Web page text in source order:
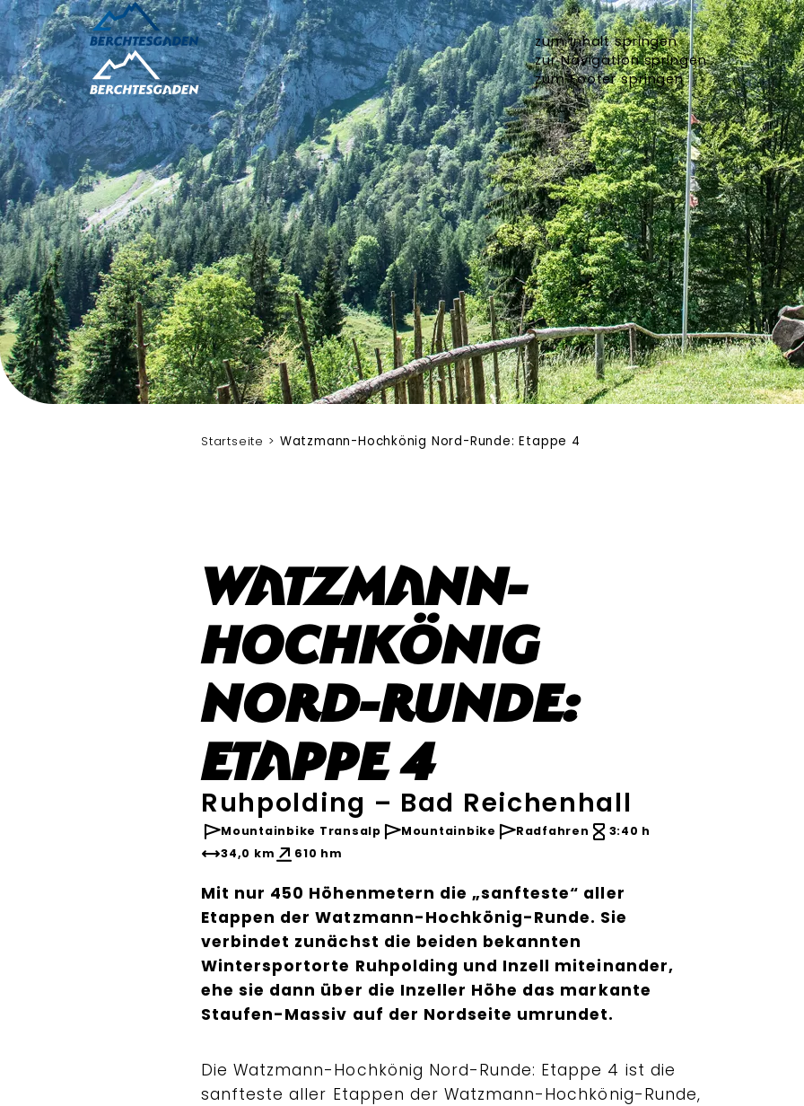
zum Inhalt springen
zur Navigation springen
zum Footer springen
Startseite Watzmann-Hochkönig Nord-Runde: Etappe 4
Watzmann-
Hochkönig
Nord-Runde:
Etappe 4
Ruhpolding – Bad Reichenhall
Mountainbike Transalp Mountainbike Radfahren
3:40 h
34,0 km
610 hm
Mit nur 450 Höhenmetern die „sanfteste“ aller
Etappen der Watzmann-Hochkönig-Runde. Sie
verbindet zunächst die beiden bekannten
Wintersportorte Ruhpolding und Inzell miteinander,
ehe sie dann über die Inzeller Höhe das markante
Staufen-Massiv auf der Nordseite umrundet.
Die Watzmann-Hochkönig Nord-Runde: Etappe 4 ist die
sanfteste aller Etappen der Watzmann-Hochkönig-Runde,